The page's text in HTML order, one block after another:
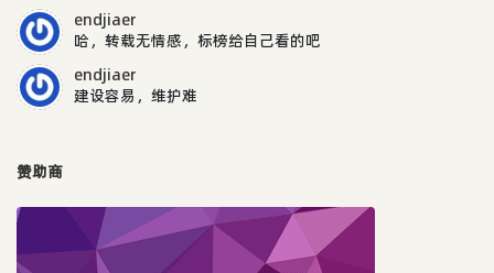
endjiaer
哈，转载无情感，标榜给自己看的吧
endjiaer
建设容易，维护难
赞助商